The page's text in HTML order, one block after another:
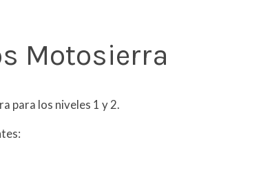
Motosierra
para los niveles 1 y 2.